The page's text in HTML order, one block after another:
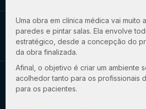
Uma obra em clínica médica vai muito
paredes e pintar salas. Ela envolve
estratégico, desde a concepção do
da obra finalizada.
Afinal, o objetivo é criar um ambiente
acolhedor tanto para os profissionais
para os pacientes.